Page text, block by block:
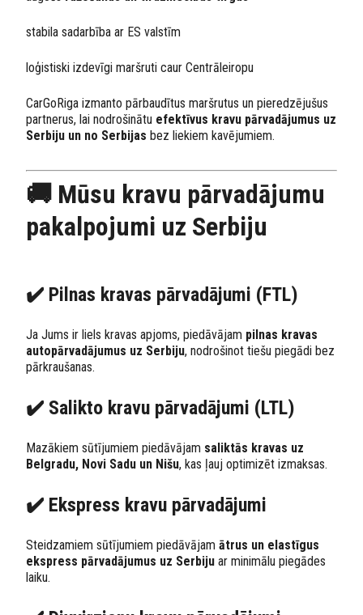
stabila sadarbība ar ES valstīm
loģistiski izdevīgi maršruti caur Centrāleiropu
CarGoRiga izmanto pārbaudītus maršrutus un pieredzējušus
partnerus, lai nodrošinātu efektīvus kravu pārvadājumus uz
Serbiju un no Serbijas bez liekiem kavējumiem.
🚚 Mūsu kravu pārvadājumu
pakalpojumi uz Serbiju
✔️ Pilnas kravas pārvadājumi (FTL)
Ja Jums ir liels kravas apjoms, piedāvājam pilnas kravas
autopārvadājumus uz Serbiju, nodrošinot tiešu piegādi bez
pārkraušanas.
✔️ Salikto kravu pārvadājumi (LTL)
Mazākiem sūtījumiem piedāvājam saliktās kravas uz
Belgradu, Novi Sadu un Nišu, kas ļauj optimizēt izmaksas.
✔️ Ekspress kravu pārvadājumi
Steidzamiem sūtījumiem piedāvājam ātrus un elastīgus
ekspress pārvadājumus uz Serbiju ar minimālu piegādes
laiku.